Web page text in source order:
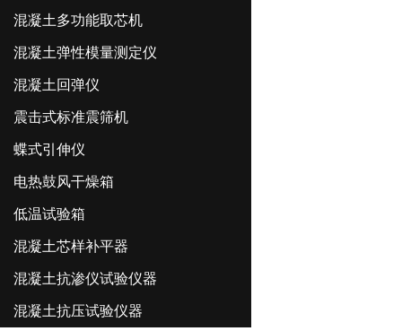
混凝土多功能取芯机
混凝土弹性模量测定仪
混凝土回弹仪
震击式标准震筛机
蝶式引伸仪
电热鼓风干燥箱
低温试验箱
混凝土芯样补平器
混凝土抗渗仪试验仪器
混凝土抗压试验仪器